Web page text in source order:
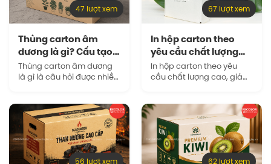
47 lượt xem
Thùng carton âm
dương là gì? Cấu tạo
và công…
Thùng carton âm dương
là gì là câu hỏi được nhiều
nhu cầu đóng gói, lưu kho
và vận chuyển…
67 lượt xem
In hộp carton theo
yêu cầu chất lượng
cao, giá…
In hộp carton theo yêu
cầu chất lượng cao, giá
nghiệp muốn sở hữu mẫu
bao bì riêng biệt, đúng…
56 lượt xem 62 lượt xem